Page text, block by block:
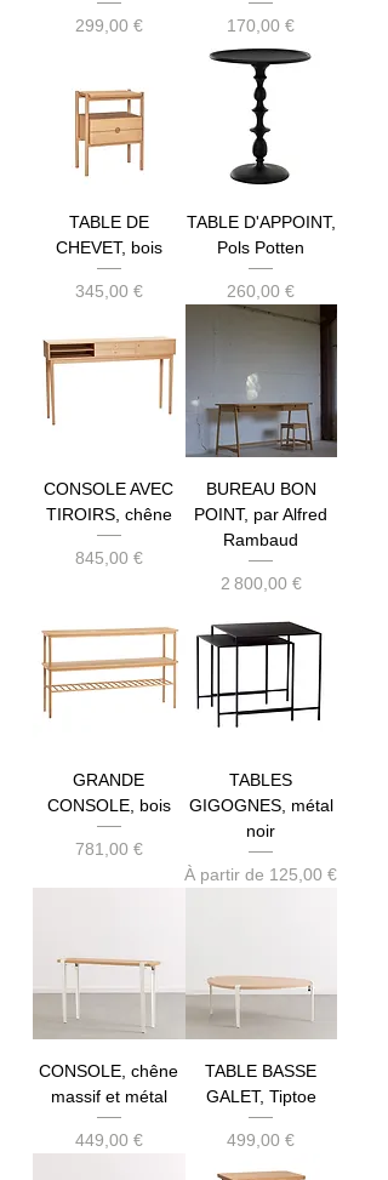
Prix
299,00 € Prix
170,00 €
TABLE DE
CHEVET, bois
Prix
345,00 €
TABLE D'APPOINT,
Pols Potten
Prix
260,00 €
CONSOLE AVEC
TIROIRS, chêne
Prix
845,00 €
BUREAU BON
POINT, par Alfred
Rambaud
Prix
2 800,00 €
GRANDE
CONSOLE, bois
Prix
781,00 €
TABLES
GIGOGNES, métal
noir
À partir de 125,00 €
Prix promotionnel
CONSOLE, chêne
massif et métal
Prix
449,00 €
TABLE BASSE
GALET, Tiptoe
Prix
499,00 €